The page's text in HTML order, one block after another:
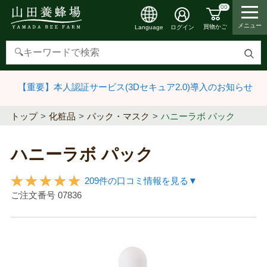
検
す
Language ログイン
00
買物かご メニュー
【重要】本人認証サービス(3Dセキュア2.0)導入のお知らせ
トップ 化粧品 パック・マスク ハニーラボ パック
ハニーラボ パック
209件の口コミ情報を見る▼
ご注文番号 07836